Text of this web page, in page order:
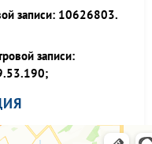
записи: 10626803.
записи: